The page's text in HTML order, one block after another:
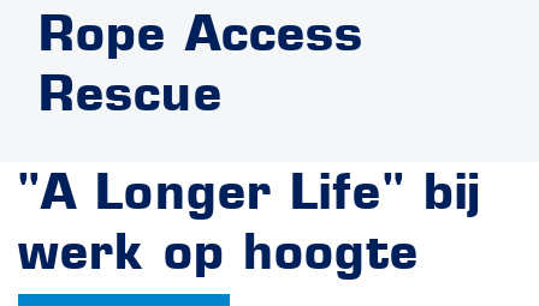
Rope Access
Rescue
"A Longer Life" bij
werk op hoogte